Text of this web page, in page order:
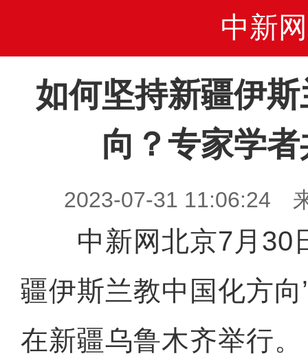
中新网
如何坚持新疆伊
向？专家学
2023-07-31 11:06:24
中新网北京7月30
疆伊斯兰教中国化方
在新疆乌鲁木齐举行。